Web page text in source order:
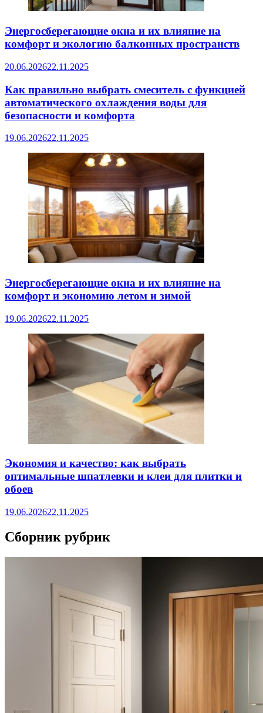
Энергосберегающие окна и их влияние на
комфорт и экологию балконных пространств
20.06.202622.11.2025
Как правильно выбрать смеситель с функцией
автоматического охлаждения воды для
безопасности и комфорта
19.06.202622.11.2025
Энергосберегающие окна и их влияние на
комфорт и экономию летом и зимой
19.06.202622.11.2025
Экономия и качество: как выбрать
оптимальные шпатлевки и клеи для плитки и
обоев
19.06.202622.11.2025
Сборник рубрик